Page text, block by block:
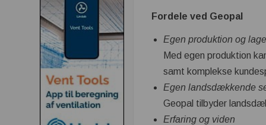
Fordele ved Geopal
Egen produktion og
Med egen produktion
samt komplekse
Egen landsdækkende
Geopal tilbyder
Erfaring og viden